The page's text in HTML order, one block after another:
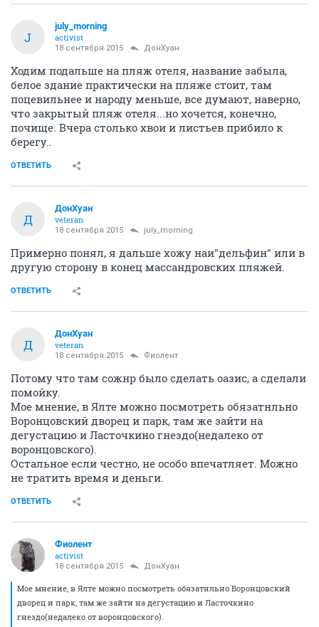
J
july_morning
activist
18 сентября 2015 ДонХуан
Ходим подальше на пляж отеля, название забыла,
белое здание практически на пляже стоит, там
поцевильнее и народу меньше, все думают, наверно,
что закрытый пляж отеля...но хочется, конечно,
почище. Вчера столько хвои и листьев прибило к
берегу..
ОТВЕТИТЬ
Д
ДонХуан
veteran
18 сентября 2015 july_morning
Примерно понял, я дальше хожу наи"дельфин" или в
другую сторону в конец массандровских пляжей.
ОТВЕТИТЬ
Д
ДонХуан
veteran
18 сентября 2015 Фиолент
Потому что там сожнр было сделать оазис, а сделали
помойку.
Мое мнение, в Ялте можно посмотреть обязатнльно
Воронцовский дворец и парк, там же зайти на
дегустацию и Ласточкино гнездо(недалеко от
воронцовского).
Остальное если честно, не особо впечатляет. Можно
не тратить время и деньги.
ОТВЕТИТЬ
Фиолент
activist
18 сентября 2015 ДонХуан
Мое мнение, в Ялте можно посмотреть обязатнльно Воронцовский
дворец и парк, там же зайти на дегустацию и Ласточкино
гнездо(недалеко от воронцовского).